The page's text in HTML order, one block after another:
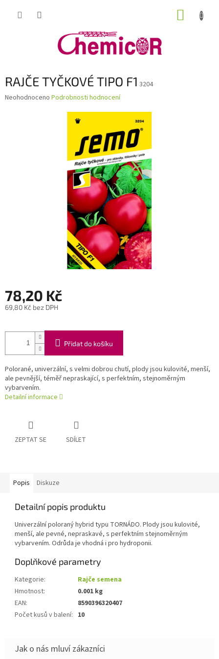
RAJČE TYČKOVÉ TIPO F1 3204
Průměrné
Neohodnoceno Podrobnosti hodnocení
78,20 Kč
69,80 Kč bez DPH
cena:
Přidat do košíku
Polorané, univerzální, s velmi dobrou chutí, plody jsou kulovité, menší,
ale pevnější, téměř nepraskající, s perfektním, stejnoměrným
vybarvením.
Detailní informace
ZEPTAT SE SDÍLET
Popis Diskuze
Detailní popis produktu
Univerzální poloraný hybrid typu TORNÁDO. Plody jsou kulovité,
menší, ale pevné, nepraskavé, s perfektním stejnoměrným
vybarvením. Odrůda je vhodná i pro hydroponii.
Doplňkové parametry
Kategorie:
Rajče semena
Hmotnost:
0.001 kg
EAN:
8590396320407
Počet kusů v balení: 10